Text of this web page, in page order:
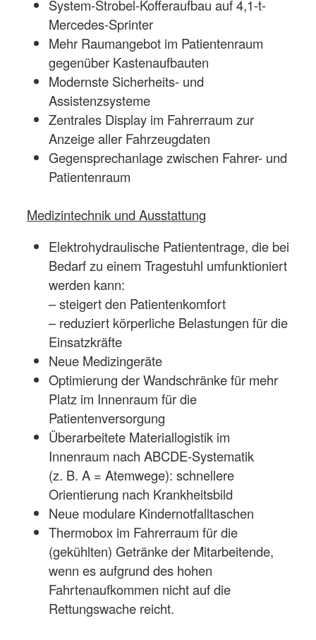
System-Strobel-Kofferaufbau auf 4,1-t-
Mercedes-Sprinter
Mehr Raumangebot im Patientenraum
gegenüber Kastenaufbauten
Modernste Sicherheits- und
Assistenzsysteme
Zentrales Display im Fahrerraum zur
Anzeige aller Fahrzeugdaten
Gegensprechanlage zwischen Fahrer- und
Patientenraum
Medizintechnik und Ausstattung
Elektrohydraulische Patiententrage, die bei
Bedarf zu einem Tragestuhl umfunktioniert
werden kann:
– steigert den Patientenkomfort
– reduziert körperliche Belastungen für die
Einsatzkräfte
Neue Medizingeräte
Optimierung der Wandschränke für mehr
Platz im Innenraum für die
Patientenversorgung
Überarbeitete Materiallogistik im
Innenraum nach ABCDE-Systematik
(z. B. A = Atemwege): schnellere
Orientierung nach Krankheitsbild
Neue modulare Kindernotfalltaschen
Thermobox im Fahrerraum für die
(gekühlten) Getränke der Mitarbeitende,
wenn es aufgrund des hohen
Fahrtenaufkommen nicht auf die
Rettungswache reicht.